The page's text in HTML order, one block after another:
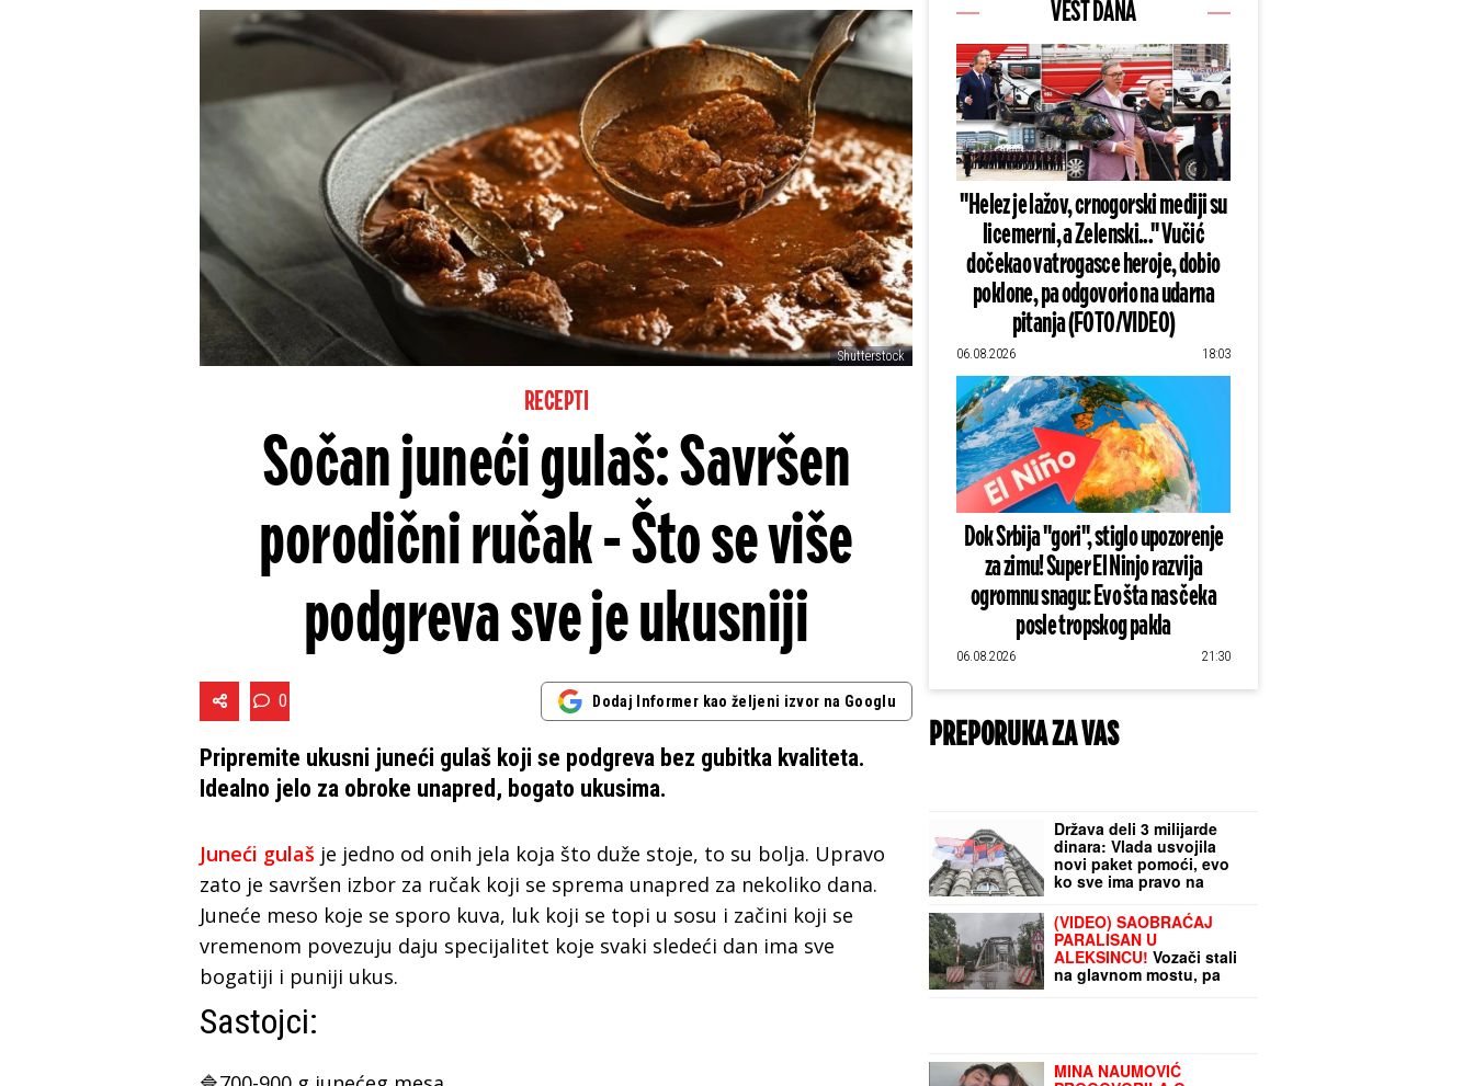
Shutterstock
RECEPTI
Sočan juneći gulaš: Savršen
porodični ručak - Što se više
podgreva sve je ukusniji
0 Dodaj Informer kao željeni izvor na Googlu
Pripremite ukusni juneći gulaš koji se podgreva bez gubitka kvaliteta.
Idealno jelo za obroke unapred, bogato ukusima.
Juneći gulaš je jedno od onih jela koja što duže stoje, to su bolja. Upravo
zato je savršen izbor za ručak koji se sprema unapred za nekoliko dana.
Juneće meso koje se sporo kuva, luk koji se topi u sosu i začini koji se
vremenom povezuju daju specijalitet koje svaki sledeći dan ima sve
bogatiji i puniji ukus.
Sastojci:
VEST DANA
"Helez je lažov, crnogorski mediji su
licemerni, a Zelenski..." Vučić
dočekao vatrogasce heroje, dobio
poklone, pa odgovorio na udarna
pitanja (FOTO/VIDEO)
06.08.2026 18:03
Dok Srbija "gori", stiglo upozorenje
za zimu! Super El Ninjo razvija
ogromnu snagu: Evo šta nas čeka
posle tropskog pakla
06.08.2026 21:30
PREPORUKA ZA VAS
Država deli 3 milijarde
dinara: Vlada usvojila
novi paket pomoći, evo
ko sve ima pravo na
bespovratna sredstva
(VIDEO) SAOBRAĆAJ
PARALISAN U
ALEKSINCU! Vozači stali
na glavnom mostu, pa
uzeli telefone u ruke: Za
MINA NAUMOVIĆ